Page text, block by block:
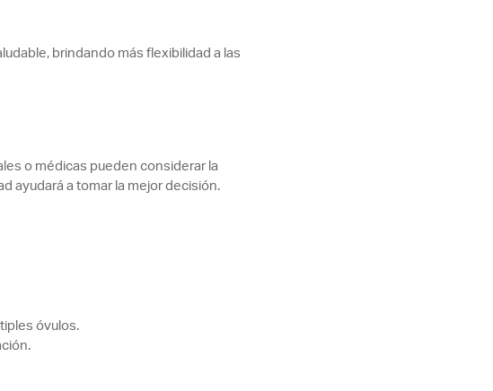
brindando más flexibilidad a las
o médicas pueden considerar la
ayudará a tomar la mejor decisión.
óvulos.